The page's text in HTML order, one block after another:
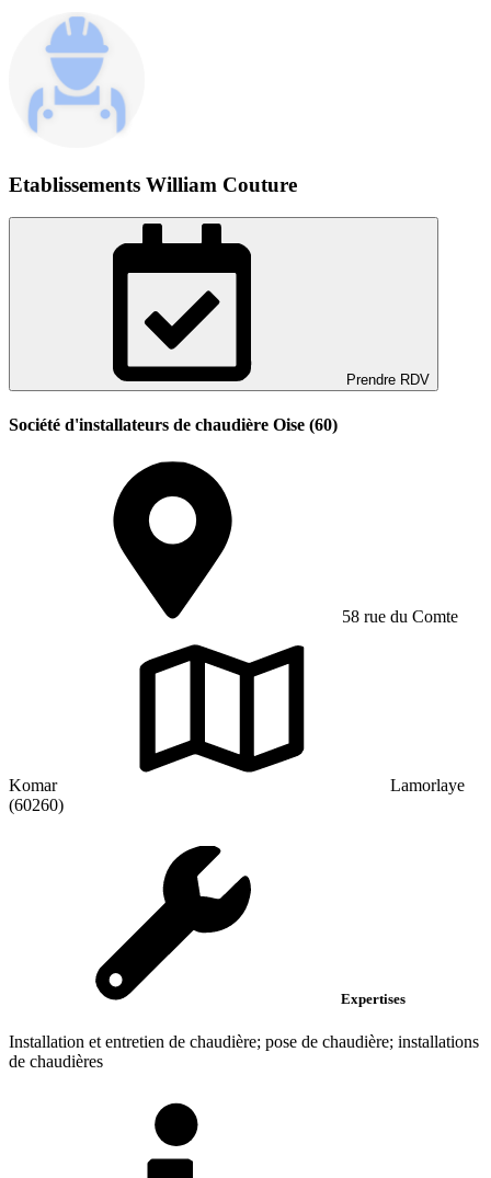
Etablissements William Couture
Prendre RDV
Société d'installateurs de chaudière Oise (60)
58 rue du Comte
Komar
Lamorlaye
(60260)
Expertises
Installation et entretien de chaudière; pose de chaudière; installations
de chaudières